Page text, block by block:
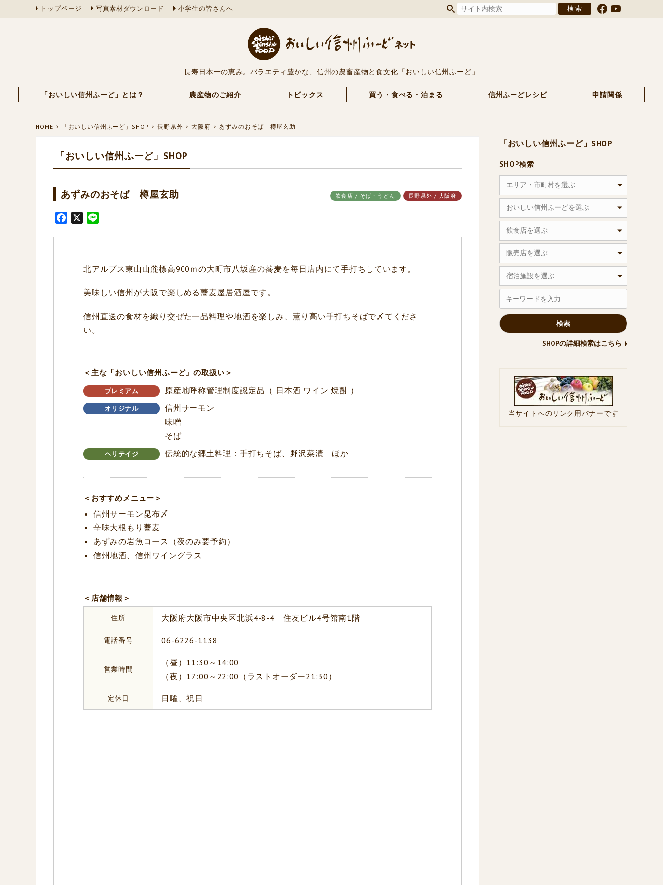
トップページ 写真素材ダウンロード 小学生の皆さんへ
長寿日本一の恵み。バラエティ豊かな、信州の農畜産物と食文化「おいしい信州ふーど」
「おいしい信州ふーど」とは？ 農産物のご紹介 トピックス 買う・食べる・泊まる 信州ふーどレシピ 申請関係
HOME 「おいしい信州ふーど」SHOP 長野県外 大阪府 あずみのおそば 樽屋玄助
「おいしい信州ふーど」SHOP
あずみのおそば 樽屋玄助 飲食店 / そば・うどん 長野県外 / 大阪府
北アルプス東山山麓標高900ｍの大町市八坂産の蕎麦を毎日店内にて手打ちしています。
美味しい信州が大阪で楽しめる蕎麦屋居酒屋です。
信州直送の食材を織り交ぜた一品料理や地酒を楽しみ、薫り高い手打ちそばで〆てくださ
い。
＜主な「おいしい信州ふーど」の取扱い＞
プレミアム 原産地呼称管理制度認定品（ 日本酒 ワイン 焼酎 ）
オリジナル
信州サーモン
味噌
そば
ヘリテイジ 伝統的な郷土料理：手打ちそば、野沢菜漬 ほか
＜おすすめメニュー＞
信州サーモン昆布〆
辛味大根もり蕎麦
あずみの岩魚コース（夜のみ要予約）
信州地酒、信州ワイングラス
＜店舗情報＞
住所 大阪府大阪市中央区北浜4-8-4 住友ビル4号館南1階
電話番号 06-6226-1138
営業時間
（昼）11:30～14:00
（夜）17:00～22:00（ラストオーダー21:30）
定休日 日曜、祝日
「おいしい信州ふーど」SHOP
SHOP検索
エリア・市町村を選ぶ
おいしい信州ふーどを選ぶ
飲食店を選ぶ
販売店を選ぶ
宿泊施設を選ぶ
SHOPの詳細検索はこちら
当サイトへのリンク用バナーです